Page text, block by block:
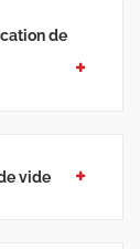
de
vide